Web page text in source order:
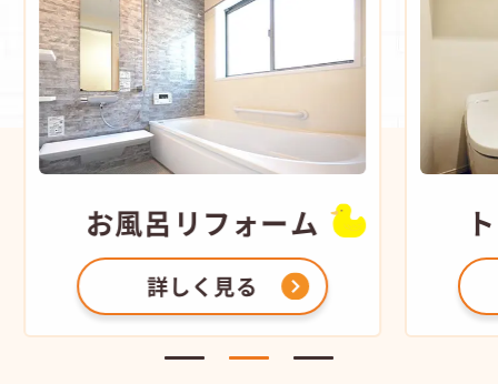
お風呂 リフォーム
詳しく見る